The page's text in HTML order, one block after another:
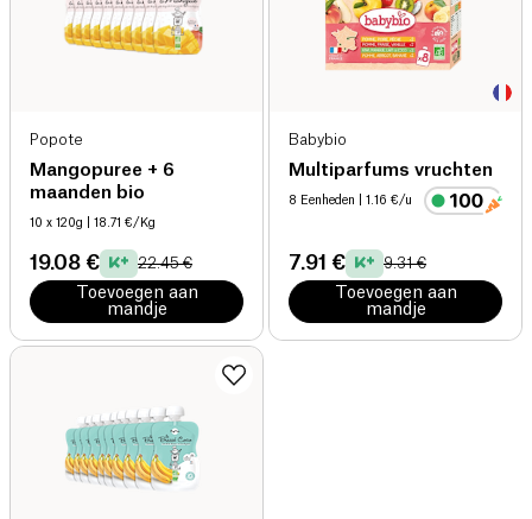
Popote
Mangopuree + 6
maanden bio
10 x 120g | 18.71 €/Kg
19.08 € 22.45 €
Toevoegen aan
mandje
Babybio
Multiparfums vruchten
8 Eenheden | 1.16 €/u
7.91 € 9.31 €
Toevoegen aan
mandje